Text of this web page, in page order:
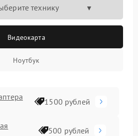
технику
Видеокарта
Ноутбук
1500 рублей
500 рублей